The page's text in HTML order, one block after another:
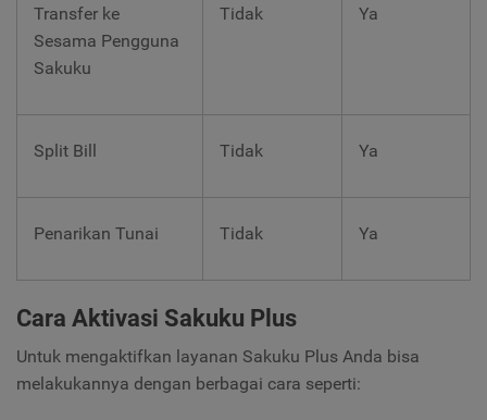
Transfer ke
Sesama Pengguna
Sakuku
Tidak Ya
Split Bill Tidak Ya
Penarikan Tunai Tidak Ya
Cara Aktivasi Sakuku Plus
Untuk mengaktifkan layanan Sakuku Plus Anda bisa
melakukannya dengan berbagai cara seperti: